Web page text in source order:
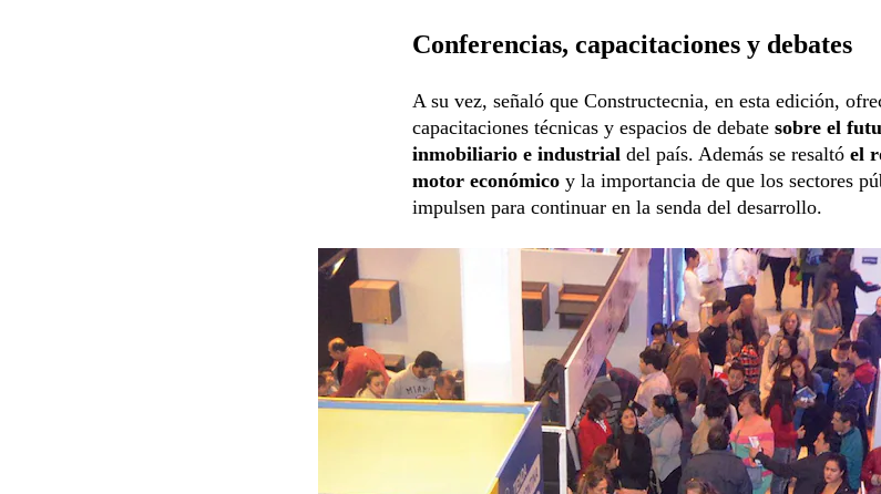
Conferencias, capacitaciones y debates
A su vez, señaló que Constructecnia, en esta edición,
capacitaciones técnicas y espacios de debate sobre el
inmobiliario e industrial del país. Además se resaltó el
motor económico y la importancia de que los sectores
impulsen para continuar en la senda del desarrollo.